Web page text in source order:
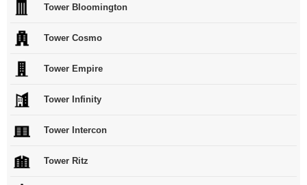
Tower Bloomington
Tower Cosmo
Tower Empire
Tower Infinity
Tower Intercon
Tower Ritz